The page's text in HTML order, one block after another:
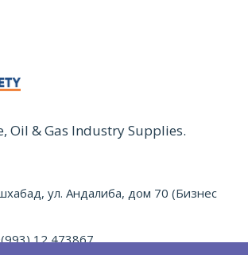
Oil & Gas Industry Supplies.
ул. Андалиба, дом 70 (Бизнес
12 473867